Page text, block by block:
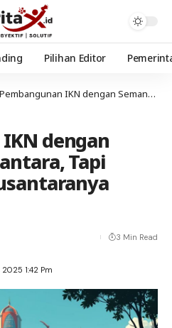
Pilihan Editor
Pembangunan IKN dengan Semangat Nusantara, Tapi Masyarakat Nusantaranya Dipinggirkan
dengan
Tapi
1:42 Pm
3 Min Read